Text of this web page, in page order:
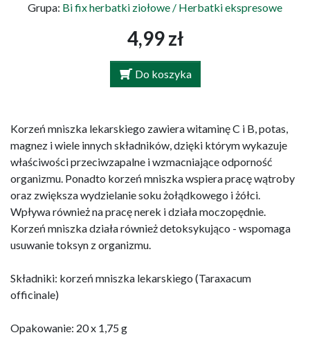
Grupa: Bi fix herbatki ziołowe / Herbatki ekspresowe
4,99 zł
Do koszyka
Korzeń mniszka lekarskiego zawiera witaminę C i B, potas,
magnez i wiele innych składników, dzięki którym wykazuje
właściwości przeciwzapalne i wzmacniające odporność
organizmu. Ponadto korzeń mniszka wspiera pracę wątroby
oraz zwiększa wydzielanie soku żołądkowego i żółci.
Wpływa również na pracę nerek i działa moczopędnie.
Korzeń mniszka działa również detoksykująco - wspomaga
usuwanie toksyn z organizmu.
Składniki: korzeń mniszka lekarskiego (Taraxacum
officinale)
Opakowanie: 20 x 1,75 g